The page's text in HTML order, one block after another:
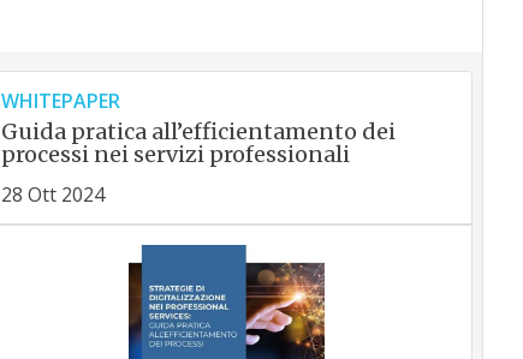
WHITEPAPER
Guida pratica all’efficientamento dei
processi nei servizi professionali
28 Ott 2024